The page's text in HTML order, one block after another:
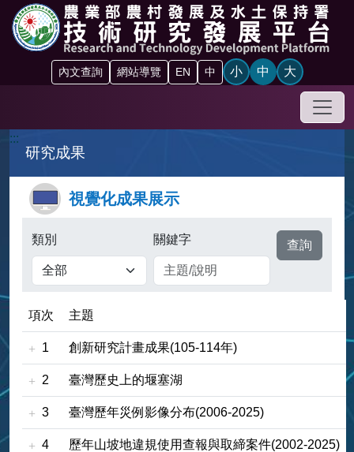
跳到主要內容區塊
內文查詢 網站導覽 EN 中 小 中 大
手機
:::
研究成果
視覺化成果展示
類別 關鍵字 查詢按鈕
項次 主題
1 創新研究計畫成果(105-114年)
2 臺灣歷史上的堰塞湖
3 臺灣歷年災例影像分布(2006-2025)
4 歷年山坡地違規使用查報與取締案件(2002-2025)